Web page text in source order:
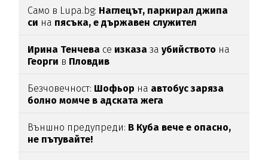
Само в Lupa.bg: Наглецът, паркирал джипа
си на пясъка, е държавен служител
Ирина Тенчева се изказазаубийството на
Георги в Пловдив
Безчовечност: Шофьор на автобус заряза
болно момче в адската жега
Външно предупреди: В Куба вече е опасно,
не пътувайте!